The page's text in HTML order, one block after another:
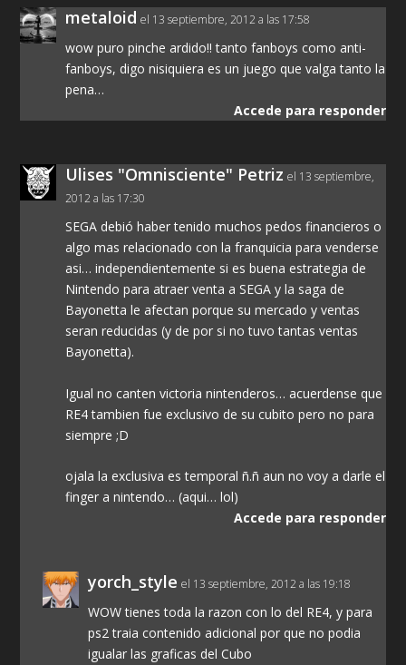
metaloid el 13 septiembre, 2012 a las 17:58
wow puro pinche ardido!! tanto fanboys como anti-
fanboys, digo nisiquiera es un juego que valga tanto la
pena…
Accede para responder
Ulises "Omnisciente" Petriz el 13 septiembre,
2012 a las 17:30
SEGA debió haber tenido muchos pedos financieros o
algo mas relacionado con la franquicia para venderse
asi… independientemente si es buena estrategia de
Nintendo para atraer venta a SEGA y la saga de
Bayonetta le afectan porque su mercado y ventas
seran reducidas (y de por si no tuvo tantas ventas
Bayonetta).
Igual no canten victoria nintenderos… acuerdense que
RE4 tambien fue exclusivo de su cubito pero no para
siempre ;D
ojala la exclusiva es temporal ñ.ñ aun no voy a darle el
finger a nintendo… (aqui… lol)
Accede para responder
yorch_style el 13 septiembre, 2012 a las 19:18
WOW tienes toda la razon con lo del RE4, y para
ps2 traia contenido adicional por que no podia
igualar las graficas del Cubo